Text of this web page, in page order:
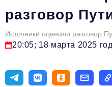
Персона номера
Юридический практикум
Туризм
разговор
Источники оценили разговор
20:05; 18 марта 2025